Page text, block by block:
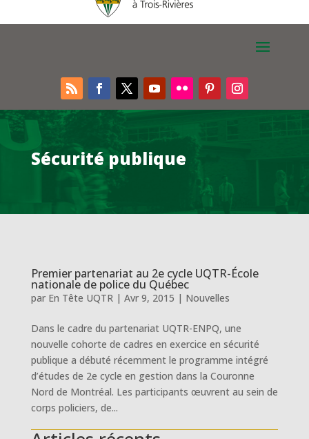
Sécurité publique
Premier partenariat au 2e cycle UQTR-École
nationale de police du Québec
par En Tête UQTR| Avr 9, 2015 | Nouvelles
Dans le cadre du partenariat UQTR-ENPQ, une
nouvelle cohorte de cadres en exercice en sécurité
publique a débuté récemment le programme intégré
d’études de 2e cycle en gestion dans la Couronne
Nord de Montréal. Les participants œuvrent au sein de
corps policiers, de...